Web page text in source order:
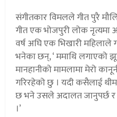
संगीतकार विमलले गीत पुरै
गीत एक भोजपुरी लोक
वर्ष अघि एक भिखारी
भनेका छन्, ‘ ममाथि लगाएको
मानहानीको मामलामा मेरो
गरिरहेको छु । यदी कसैलाई
छ भने उसले अदालत जानुपर्छ र
।’